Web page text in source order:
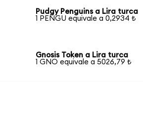
Pudgy Penguins a Lira turca
1 PENGU equivale a 0,2934 ₺
Gnosis Token a Lira turca
1 GNO equivale a 5026,79 ₺